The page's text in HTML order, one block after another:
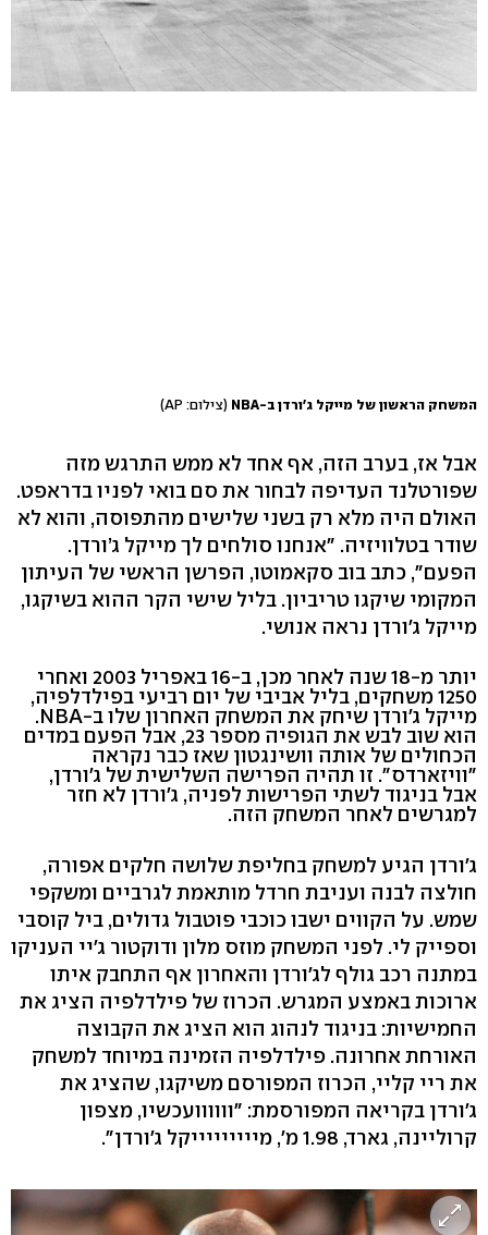
המשחק הראשון של מייקל ג'ורדן ב-NBA (צילום: AP)
אבל אז, בערב הזה, אף אחד לא ממש התרגש מזה
שפורטלנד העדיפה לבחור את סם בואי לפניו בדראפט.
האולם היה מלא רק בשני שלישים מהתפוסה, והוא לא
שודר בטלוויזיה. "אנחנו סולחים לך מייקל ג’ורדן.
הפעם", כתב בוב סקאמוטו, הפרשן הראשי של העיתון
המקומי שיקגו טריביון. בליל שישי הקר ההוא בשיקגו,
מייקל ג'ורדן נראה אנושי.
יותר מ-18 שנה לאחר מכן, ב-16 באפריל 2003 ואחרי
1250 משחקים, בליל אביבי של יום רביעי בפילדלפיה,
מייקל ג'ורדן שיחק את המשחק האחרון שלו ב-NBA.
הוא שוב לבש את הגופיה מספר 23, אבל הפעם במדים
הכחולים של אותה וושינגטון שאז כבר נקראה
"וויזארדס". זו תהיה הפרישה השלישית של ג'ורדן,
אבל בניגוד לשתי הפרישות לפניה, ג'ורדן לא חזר
למגרשים לאחר המשחק הזה.
ג'ורדן הגיע למשחק בחליפת שלושה חלקים אפורה,
חולצה לבנה ועניבת חרדל מותאמת לגרביים ומשקפי
שמש. על הקווים ישבו כוכבי פוטבול גדולים, ביל קוסבי
וספייק לי. לפני המשחק מוזס מלון ודוקטור ג'יי העניקו
במתנה רכב גולף לג'ורדן והאחרון אף התחבק איתו
ארוכות באמצע המגרש. הכרוז של פילדלפיה הציג את
החמישיות: בניגוד לנהוג הוא הציג את הקבוצה
האורחת אחרונה. פילדלפיה הזמינה במיוחד למשחק
את ריי קליי, הכרוז המפורסם משיקגו, שהציג את
ג'ורדן בקריאה המפורסמת: "וווווועכשיו, מצפון
קרוליינה, גארד, 1.98 מ', מיייייייייקל ג'ורדן".